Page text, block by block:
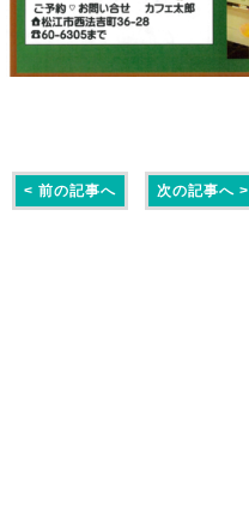
< 前の記事へ 次の記事へ >